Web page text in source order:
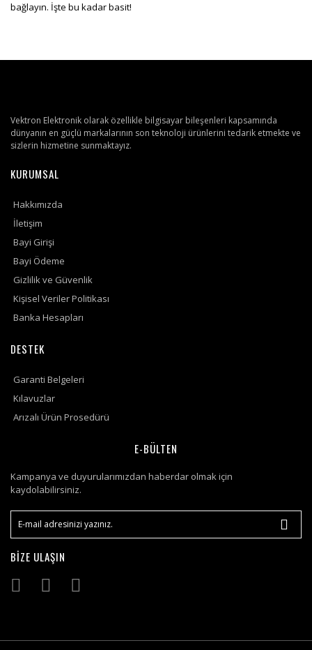
bağlayın. İşte bu kadar basit!
Vektron Elektronik olarak özellikle bilgisayar bileşenleri kapsamında
dünyanın en güçlü markalarının son teknoloji ürünlerini tedarik etmekte ve
sizlerin hizmetine sunmaktayız.
KURUMSAL
Hakkımızda
İletişim
Bayi Girişi
Bayi Ödeme
Gizlilik ve Güvenlik
Kişisel Veriler Politikası
Banka Hesapları
DESTEK
Garanti Belgeleri
Kılavuzlar
Arızalı Ürün Prosedürü
E-BÜLTEN
Kampanya ve duyurularımızdan haberdar olmak için
kaydolabilirsiniz.
BİZE ULAŞIN